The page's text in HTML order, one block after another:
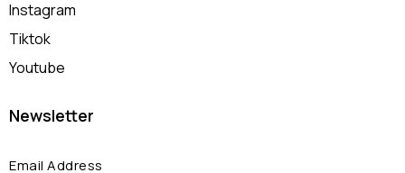
Instagram
Tiktok
Youtube
Newsletter